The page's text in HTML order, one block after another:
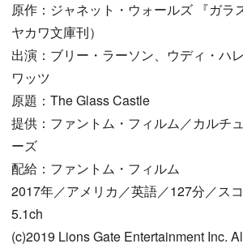
原作：ジャネット・ウォールズ 『ガラ
ヤカワ文庫刊）
出演：ブリー・ラーソン、ウディ・ハ
ワッツ
原題：The Glass Castle
提供：ファントム・フィルム／カルチ
ーズ
配給：ファントム・フィルム
2017年／アメリカ／英語／127分／ス
5.1ch
(c)2019 Lions Gate Entertainment Inc.